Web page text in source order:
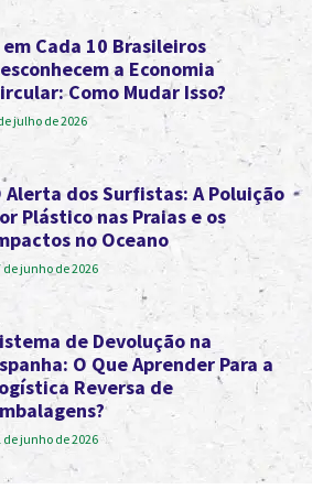
em Cada 10 Brasileiros
a Economia
Como Mudar Isso?
julho de 2026
Alerta dos Surfistas: A Poluição
Plástico nas Praias e os
no Oceano
de junho de 2026
de Devolução na
O Que Aprender Para a
Reversa de
de junho de 2026